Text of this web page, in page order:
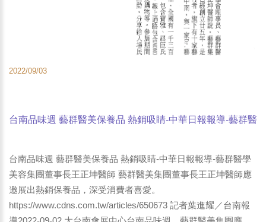
2022/09/03
台南品味週 藝群醫美保養品 熱銷吸睛-中華日報報導-藝群醫
台南品味週 藝群醫美保養品 熱銷吸睛-中華日報報導-藝群醫學
美容集團董事長王正坤醫師 藝群醫美集團董事長王正坤醫師應
邀展出熱銷保養品，深受消費者喜愛。
https://www.cdns.com.tw/articles/650673 記者葉進耀／台南報